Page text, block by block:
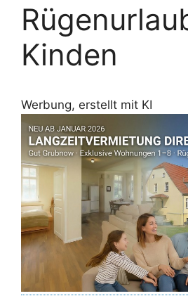
Kinden
Werbung, erstellt mit KI